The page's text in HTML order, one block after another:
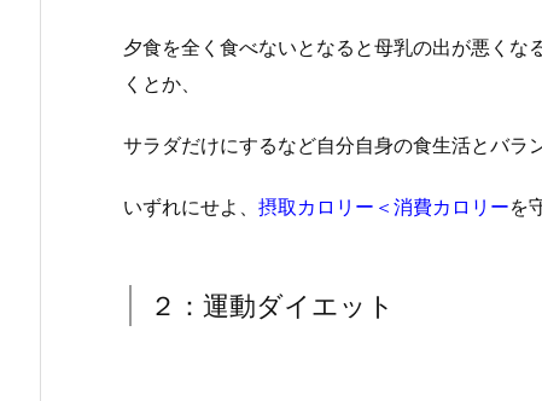
夕食を全く食べないとなると母乳の出が悪く
くとか、
サラダだけにするなど自分自身の食生活とバラ
いずれにせよ、 摂取カロリー＜消費カロリーを
２：運動ダイエット